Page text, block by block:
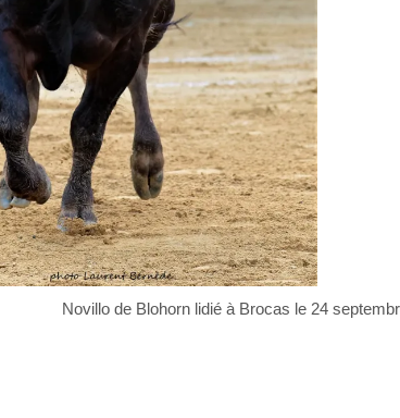
Novillo de Blohorn lidié à Brocas le 24